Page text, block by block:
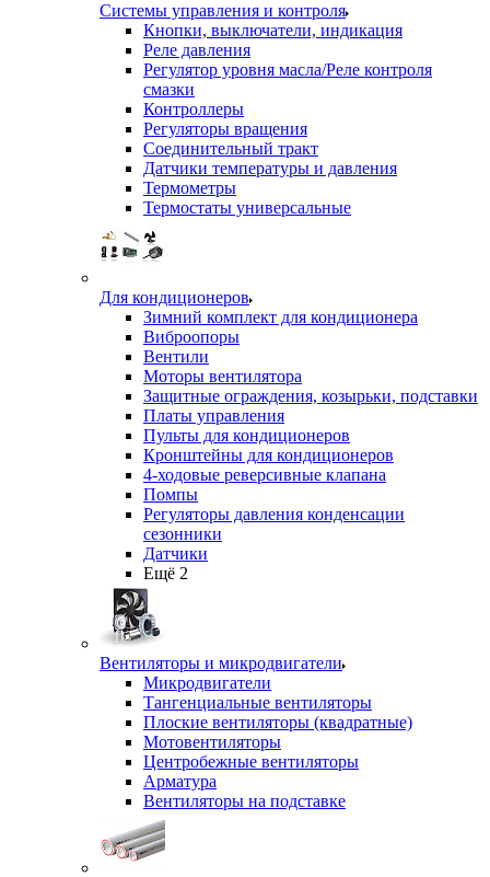
Системы управления и контроля
Кнопки, выключатели, индикация
Реле давления
Регулятор уровня масла/Реле контроля
смазки
Контроллеры
Регуляторы вращения
Соединительный тракт
Датчики температуры и давления
Термометры
Термостаты универсальные
Для кондиционеров
Зимний комплект для кондиционера
Виброопоры
Вентили
Моторы вентилятора
Защитные ограждения, козырьки, подставки
Платы управления
Пульты для кондиционеров
Кронштейны для кондиционеров
4-ходовые реверсивные клапана
Помпы
Регуляторы давления конденсации
сезонники
Датчики
Ещё 2
Вентиляторы и микродвигатели
Микродвигатели
Тангенциальные вентиляторы
Плоские вентиляторы (квадратные)
Мотовентиляторы
Центробежные вентиляторы
Арматура
Вентиляторы на подставке